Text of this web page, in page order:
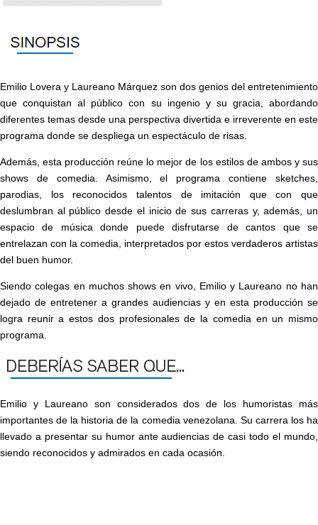
Emilio Lovera y Laureano Márquez son dos genios del entretenimiento
que conquistan al público con su ingenio y su gracia, abordando
diferentes temas desde una perspectiva divertida e irreverente en este
programa donde se despliega un espectáculo de risas.
Además, esta producción reúne lo mejor de los estilos de ambos y sus
shows de comedia. Asimismo, el programa contiene sketches,
parodias, los reconocidos talentos de imitación que con que
deslumbran al público desde el inicio de sus carreras y, además, un
espacio de música donde puede disfrutarse de cantos que se
entrelazan con la comedia, interpretados por estos verdaderos artistas
del buen humor.
Siendo colegas en muchos shows en vivo, Emilio y Laureano no han
dejado de entretener a grandes audiencias y en esta producción se
logra reunir a estos dos profesionales de la comedia en un mismo
programa.
Emilio y Laureano son considerados dos de los humoristas más
importantes de la historia de la comedia venezolana. Su carrera los ha
llevado a presentar su humor ante audiencias de casi todo el mundo,
siendo reconocidos y admirados en cada ocasión.